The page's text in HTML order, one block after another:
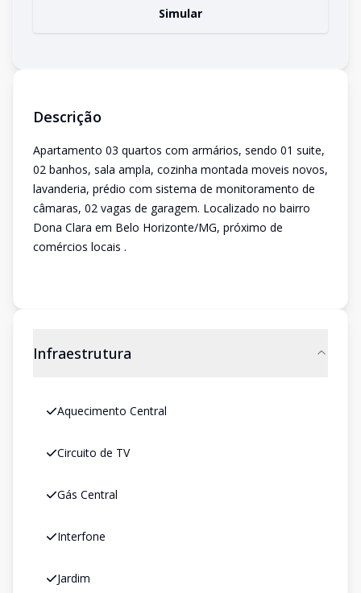
Simular
Descrição
Apartamento 03 quartos com armários, sendo 01 suite,
02 banhos, sala ampla, cozinha montada moveis novos,
lavanderia, prédio com sistema de monitoramento de
câmaras, 02 vagas de garagem. Localizado no bairro
Dona Clara em Belo Horizonte/MG, próximo de
comércios locais .
Infraestrutura
Aquecimento Central
Circuito de TV
Gás Central
Interfone
Jardim